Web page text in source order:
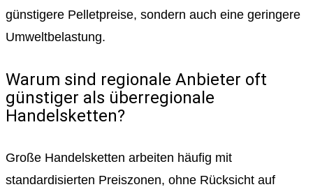
günstigere Pelletpreise, sondern auch eine geringere
Umweltbelastung.
Warum sind regionale Anbieter oft
günstiger als überregionale
Handelsketten?
Große Handelsketten arbeiten häufig mit
standardisierten Preiszonen, ohne Rücksicht auf